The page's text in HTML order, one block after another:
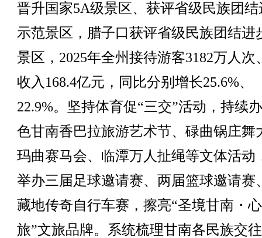
晋升国家5A级景区、获评省级民族团结
示范景区，腊子口获评省级民族团结进
景区，2025年全州接待游客3182万人次
收入168.4亿元，同比分别增长25.6%、
22.9%。坚持体育促“三交”活动，持续
色甘南香巴拉旅游艺术节、碌曲锅庄舞
玛曲赛马会、临潭万人扯绳等文体活动
举办三届足球邀请赛、两届篮球邀请赛
藏地传奇自行车赛，擦亮“圣境甘南・
旅”文旅品牌。系统梳理甘南各民族交